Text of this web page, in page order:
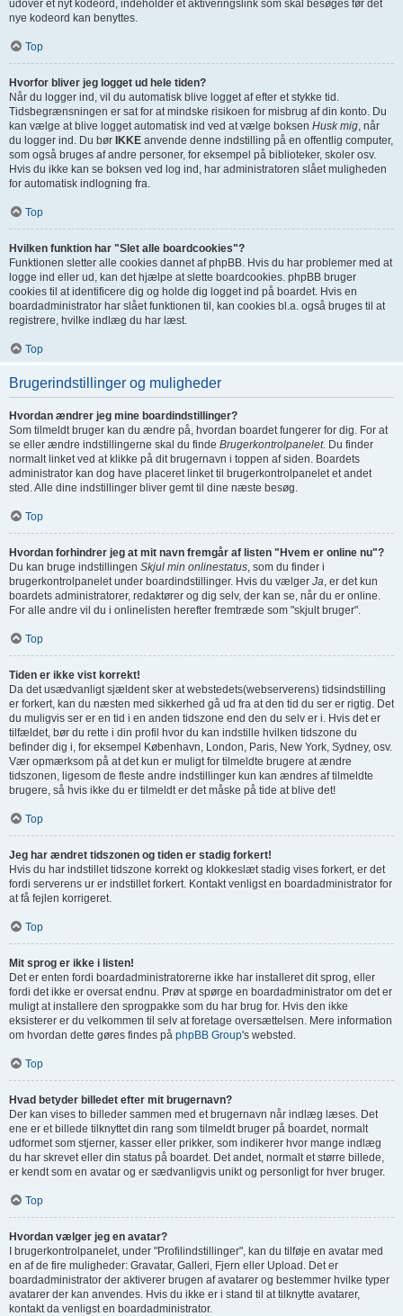
udover et nyt kodeord, indeholder et aktiveringslink som skal besøges før det
nye kodeord kan benyttes.
Top
Hvorfor bliver jeg logget ud hele tiden?
Når du logger ind, vil du automatisk blive logget af efter et stykke tid.
Tidsbegrænsningen er sat for at mindske risikoen for misbrug af din konto. Du
kan vælge at blive logget automatisk ind ved at vælge boksen Husk mig, når
du logger ind. Du bør IKKE anvende denne indstilling på en offentlig computer,
som også bruges af andre personer, for eksempel på biblioteker, skoler osv.
Hvis du ikke kan se boksen ved log ind, har administratoren slået muligheden
for automatisk indlogning fra.
Top
Hvilken funktion har "Slet alle boardcookies"?
Funktionen sletter alle cookies dannet af phpBB. Hvis du har problemer med at
logge ind eller ud, kan det hjælpe at slette boardcookies. phpBB bruger
cookies til at identificere dig og holde dig logget ind på boardet. Hvis en
boardadministrator har slået funktionen til, kan cookies bl.a. også bruges til at
registrere, hvilke indlæg du har læst.
Top
Brugerindstillinger og muligheder
Hvordan ændrer jeg mine boardindstillinger?
Som tilmeldt bruger kan du ændre på, hvordan boardet fungerer for dig. For at
se eller ændre indstillingerne skal du finde Brugerkontrolpanelet. Du finder
normalt linket ved at klikke på dit brugernavn i toppen af siden. Boardets
administrator kan dog have placeret linket til brugerkontrolpanelet et andet
sted. Alle dine indstillinger bliver gemt til dine næste besøg.
Top
Hvordan forhindrer jeg at mit navn fremgår af listen "Hvem er online nu"?
Du kan bruge indstillingen Skjul min onlinestatus, som du finder i
brugerkontrolpanelet under boardindstillinger. Hvis du vælger Ja, er det kun
boardets administratorer, redaktører og dig selv, der kan se, når du er online.
For alle andre vil du i onlinelisten herefter fremtræde som "skjult bruger".
Top
Tiden er ikke vist korrekt!
Da det usædvanligt sjældent sker at webstedets(webserverens) tidsindstilling
er forkert, kan du næsten med sikkerhed gå ud fra at den tid du ser er rigtig. Det
du muligvis ser er en tid i en anden tidszone end den du selv er i. Hvis det er
tilfældet, bør du rette i din profil hvor du kan indstille hvilken tidszone du
befinder dig i, for eksempel København, London, Paris, New York, Sydney, osv.
Vær opmærksom på at det kun er muligt for tilmeldte brugere at ændre
tidszonen, ligesom de fleste andre indstillinger kun kan ændres af tilmeldte
brugere, så hvis ikke du er tilmeldt er det måske på tide at blive det!
Top
Jeg har ændret tidszonen og tiden er stadig forkert!
Hvis du har indstillet tidszone korrekt og klokkeslæt stadig vises forkert, er det
fordi serverens ur er indstillet forkert. Kontakt venligst en boardadministrator for
at få fejlen korrigeret.
Top
Mit sprog er ikke i listen!
Det er enten fordi boardadministratorerne ikke har installeret dit sprog, eller
fordi det ikke er oversat endnu. Prøv at spørge en boardadministrator om det er
muligt at installere den sprogpakke som du har brug for. Hvis den ikke
eksisterer er du velkommen til selv at foretage oversættelsen. Mere information
om hvordan dette gøres findes på phpBB Group's websted.
Top
Hvad betyder billedet efter mit brugernavn?
Der kan vises to billeder sammen med et brugernavn når indlæg læses. Det
ene er et billede tilknyttet din rang som tilmeldt bruger på boardet, normalt
udformet som stjerner, kasser eller prikker, som indikerer hvor mange indlæg
du har skrevet eller din status på boardet. Det andet, normalt et større billede,
er kendt som en avatar og er sædvanligvis unikt og personligt for hver bruger.
Top
Hvordan vælger jeg en avatar?
I brugerkontrolpanelet, under "Profilindstillinger", kan du tilføje en avatar med
en af de fire muligheder: Gravatar, Galleri, Fjern eller Upload. Det er
boardadministrator der aktiverer brugen af avatarer og bestemmer hvilke typer
avatarer der kan anvendes. Hvis du ikke er i stand til at tilknytte avatarer,
kontakt da venligst en boardadministrator.